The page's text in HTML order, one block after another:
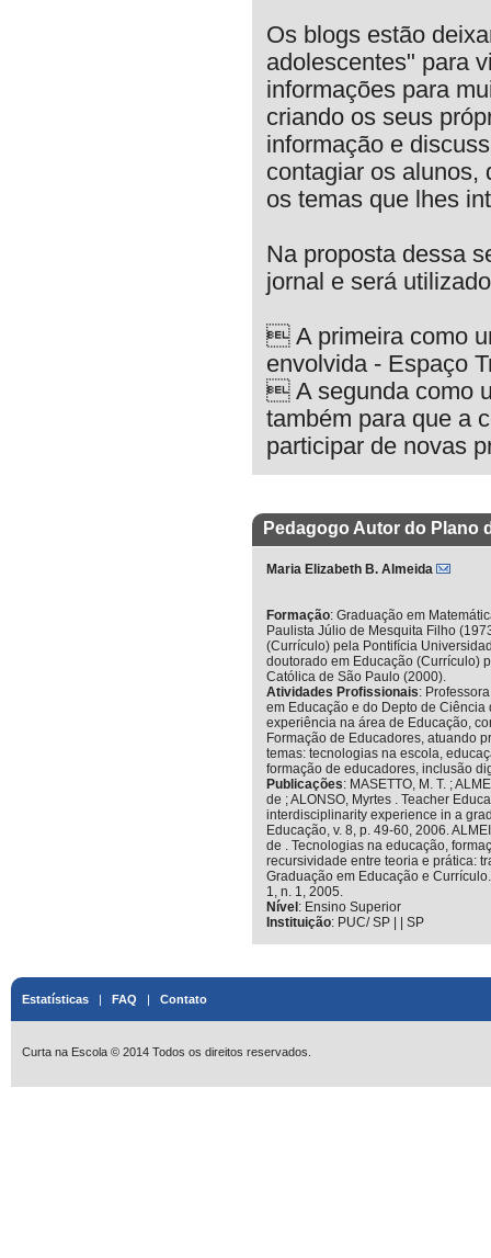
Os blogs estão
adolescentes" para
informações para
criando os seus
informação e
contagiar os alunos,
os temas que lhes
Na proposta dessa
jornal e será
 A primeira como
envolvida - Espaço
 A segunda como
também para que a
participar de novas
Pedagogo Autor do Plano
Maria Elizabeth B. Almeida
Formação: Graduação em
Paulista Júlio de Mesquita Filho
(Currículo) pela Pontifícia
doutorado em Educação (Currículo)
Católica de São Paulo (2000).
Atividades Profissionais:
em Educação e do Depto de Ciência
experiência na área de Educação,
Formação de Educadores, atuando
temas: tecnologias na escola,
formação de educadores, inclusão
Publicações: MASETTO, M. T. ;
de ; ALONSO, Myrtes . Teacher
interdisciplinarity experience in a
Educação, v. 8, p. 49-60, 2006.
de . Tecnologias na educação,
recursividade entre teoria e prática:
Graduação em Educação e
1, n. 1, 2005.
Nível : Ensino Superior
Instituição: PUC/ SP | | SP
Estatísticas | FAQ | Contato
Curta na Escola © 2014 Todos os direitos reservados.